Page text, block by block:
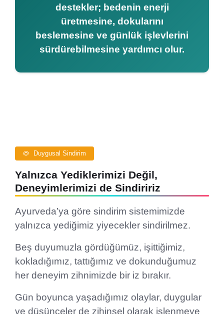
destekler; bedenin enerji
üretmesine, dokularını
beslemesine ve günlük işlevlerini
sürdürebilmesine yardımcı olur.
Duygusal Sindirim
Yalnızca Yediklerimizi Değil,
Deneyimlerimizi de Sindiririz
Ayurveda’ya göre sindirim sistemimizde
yalnızca yediğimiz yiyecekler sindirilmez.
Beş duyumuzla gördüğümüz, işittiğimiz,
kokladığımız, tattığımız ve dokunduğumuz
her deneyim zihnimizde bir iz bırakır.
Gün boyunca yaşadığımız olaylar, duygular
ve düşünceler de zihinsel olarak işlenmeye